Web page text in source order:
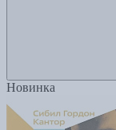
Новинка